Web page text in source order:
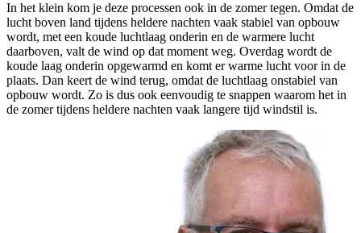
In het klein kom je deze processen ook in de zomer tegen. Omdat de
lucht boven land tijdens heldere nachten vaak stabiel van opbouw
wordt, met een koude luchtlaag onderin en de warmere lucht
daarboven, valt de wind op dat moment weg. Overdag wordt de
koude laag onderin opgewarmd en komt er warme lucht voor in de
plaats. Dan keert de wind terug, omdat de luchtlaag onstabiel van
opbouw wordt. Zo is dus ook eenvoudig te snappen waarom het in
de zomer tijdens heldere nachten vaak langere tijd windstil is.